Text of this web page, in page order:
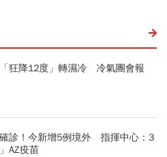
狂降12度」轉濕冷 冷氣團會報
診！今新增5例境外 指揮中心：3
AZ疫苗